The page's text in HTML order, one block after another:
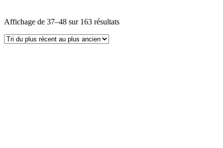
Affichage de 37–48 sur 163 résultats